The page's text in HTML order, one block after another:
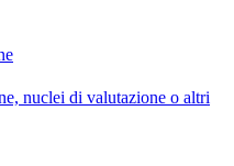
nuclei di valutazione o altri